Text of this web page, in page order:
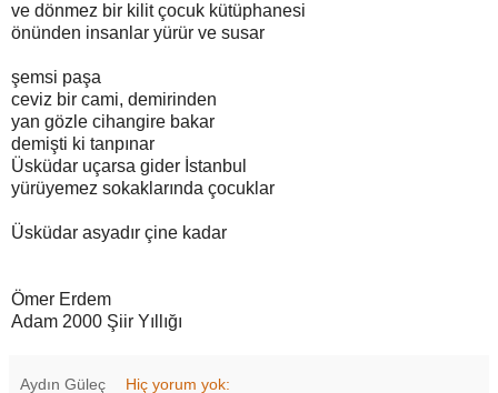
ve dönmez bir kilit çocuk kütüphanesi
önünden insanlar yürür ve susar
şemsi paşa
ceviz bir cami, demirinden
yan gözle cihangire bakar
demişti ki tanpınar
Üsküdar uçarsa gider İstanbul
yürüyemez sokaklarında çocuklar
Üsküdar asyadır çine kadar
Ömer Erdem
Adam 2000 Şiir Yıllığı
Aydın Güleç Hiç yorum yok: